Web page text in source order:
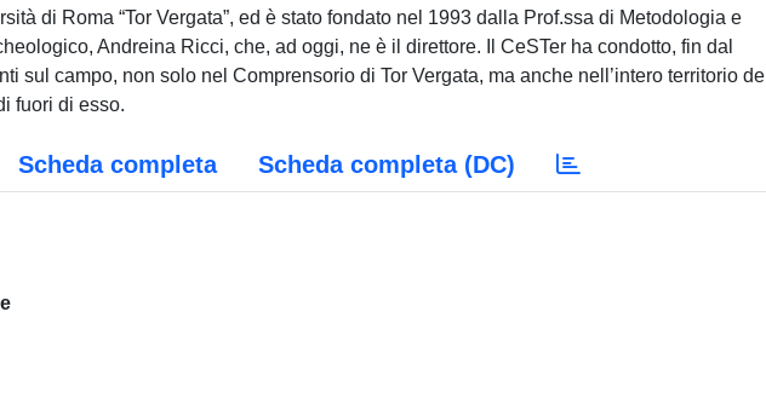
di Roma “Tor Vergata”, ed è stato fondato nel 1993 dalla Prof.ssa di Metodologia e
Andreina Ricci, che, ad oggi, ne è il direttore. Il CeSTer ha condotto, fin dal
sul campo, non solo nel Comprensorio di Tor Vergata, ma anche nell’intero territorio del
fuori di esso.
Scheda completa Scheda completa (DC)